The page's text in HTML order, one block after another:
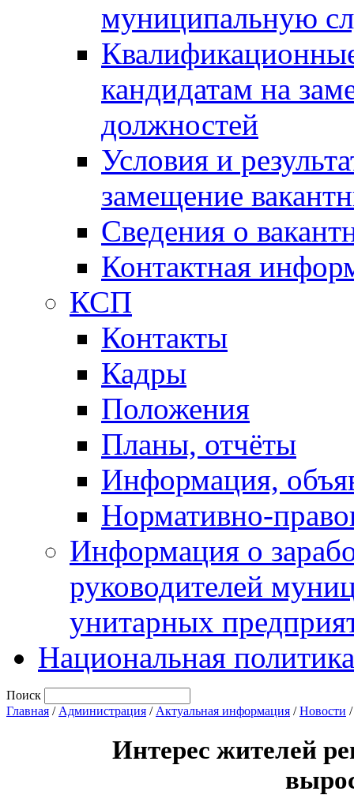
муниципальную
кандидатам на
должностей
Условия и
замещение
Сведения о
Контактная
КСП
Контакты
Кадры
Положения
Планы, отчёты
Информация,
Нормативно-
Информация о
руководителей
унитарных
Национальная политика
Поиск
Главная / Администрация / Актуальная информация /Новости
Интерес жителей